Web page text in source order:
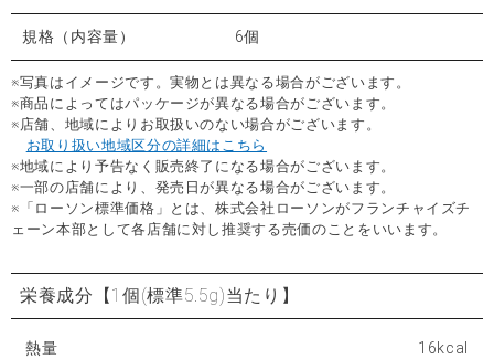
規格（内容量） 6個
※写真はイメージです。実物とは異なる場合がございます。
※商品によってはパッケージが異なる場合がございます。
※店舗、地域によりお取扱いのない場合がございます。
お取り扱い地域区分の詳細はこちら
※地域により予告なく販売終了になる場合がございます。
※一部の店舗により、発売日が異なる場合がございます。
※「ローソン標準価格」とは、株式会社ローソンがフランチャイズチ
ェーン本部として各店舗に対し推奨する売価のことをいいます。
栄養成分 【1個(標準5.5g)当たり】
熱量 16kcal